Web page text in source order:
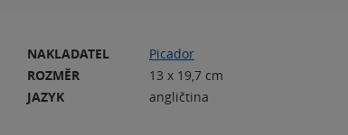
NAKLADATEL
Picador
ROZMĚR
13 x 19,7 cm
JAZYK
angličtina